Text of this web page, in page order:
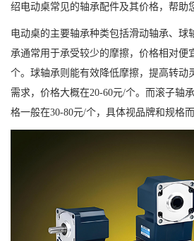
绍电动桌常见的轴承配件及其价格，帮助
电动桌的主要轴承种类包括滑动轴承、球
承通常用于承受较少的摩擦，价格相对便
个。球轴承则能有效降低摩擦，提高转动
需求，价格大概在20-60元/个。而滚子轴
格一般在30-80元/个，具体视品牌和规格而